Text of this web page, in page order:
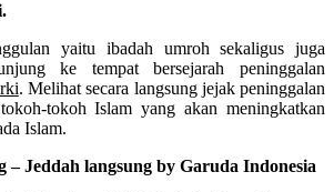
yaitu ibadah umroh sekaligus juga
ke tempat bersejarah peninggalan
. Melihat secara langsung jejak peninggalan
tokoh Islam yang akan meningkatkan
Islam.
– Jeddah langsung by Garuda Indonesia